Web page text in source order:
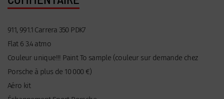
911, 991.1 Carrera 350 PDK7
Flat 6 3.4 atmo
Couleur unique!!! Paint To sample (couleur sur demande chez
Porsche à plus de 10 000 €)
Aéro kit